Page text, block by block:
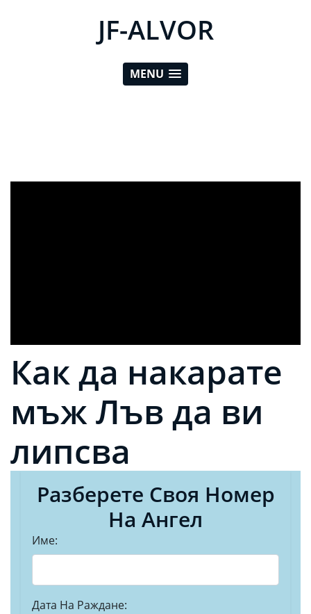
JF-ALVOR
MENU
Как да накарате
мъж Лъв да ви
липсва
Разберете Своя Номер
На Ангел
Име:
Дата На Раждане: